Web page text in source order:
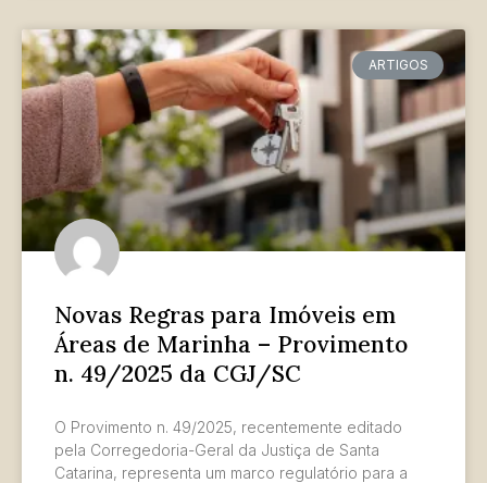
ARTIGOS
Novas Regras para Imóveis em
Áreas de Marinha – Provimento
n. 49/2025 da CGJ/SC
O Provimento n. 49/2025, recentemente editado
pela Corregedoria-Geral da Justiça de Santa
Catarina, representa um marco regulatório para a